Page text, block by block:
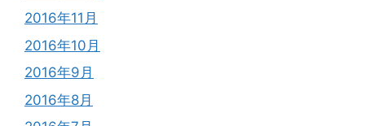
2016年11月
2016年10月
2016年9月
2016年8月